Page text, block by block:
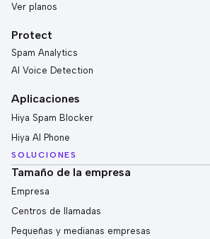
Ver planos
Protect
Spam Analytics
AI Voice Detection
Aplicaciones
Hiya Spam Blocker
Hiya AI Phone
SOLUCIONES
Tamaño de la empresa
Empresa
Centros de llamadas
Pequeñas y medianas empresas